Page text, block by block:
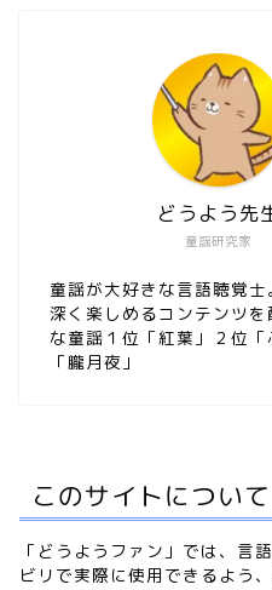
童謡研究家
どうよう先
童謡が大好きな言語聴覚士
深く楽しめるコンテンツを
な童謡１位「紅葉」２位
「朧月夜」
このサイトについて
「どうようファン」では、言
ビリで実際に使用できるよう